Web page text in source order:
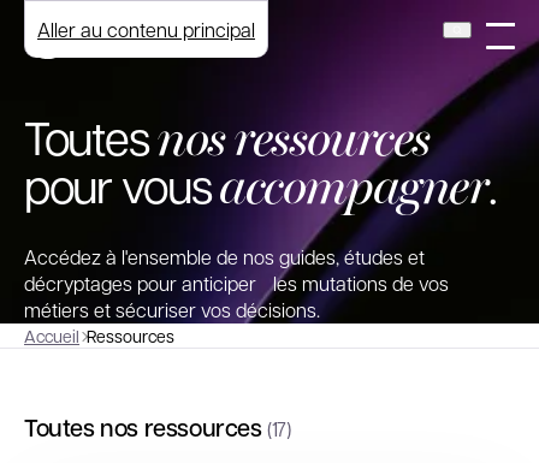
Aller au contenu principal
Toutesnos ressources
pour vousaccompagner.
Accédez à l'ensemble de nos guides, études et
décryptages pour anticiper les mutations de vos
métiers et sécuriser vos décisions.
Accueil Ressources
Toutes nos ressources(17)